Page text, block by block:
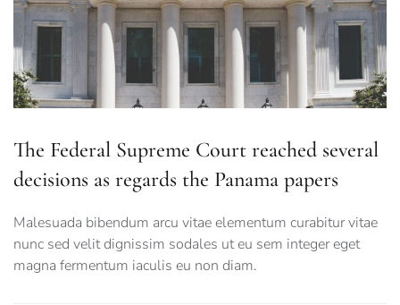
The Federal Supreme Court reached several
decisions as regards the Panama papers
Malesuada bibendum arcu vitae elementum curabitur vitae
nunc sed velit dignissim sodales ut eu sem integer eget
magna fermentum iaculis eu non diam.